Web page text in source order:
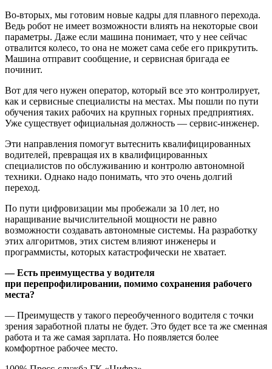
Во-вторых, мы готовим новые кадры для плавного перехода.
Ведь робот не имеет возможности влиять на некоторые свои
параметры. Даже если машина понимает, что у нее сейчас
отвалится колесо, то она не может сама себе его прикрутить.
Машина отправит сообщение, и сервисная бригада ее
починит.
Вот для чего нужен оператор, который все это контролирует,
как и сервисные специалисты на местах. Мы пошли по пути
обучения таких рабочих на крупных горных предприятиях.
Уже существует официальная должность — сервис-инженер.
Эти направления помогут вытеснить квалифицированных
водителей, превращая их в квалифицированных
специалистов по обслуживанию и контролю автономной
техники. Однако надо понимать, что это очень долгий
переход.
По пути цифровизации мы пробежали за 10 лет, но
наращивание вычислительной мощности не равно
возможности создавать автономные системы. На разработку
этих алгоритмов, этих систем влияют инженеры и
программисты, которых катастрофически не хватает.
— Есть преимущества у водителя
при перепрофилировании, помимо сохранения рабочего
места?
— Преимуществ у такого переобученного водителя с точки
зрения заработной платы не будет. Это будет все та же сменная
работа и та же самая зарплата. Но появляется более
комфортное рабочее место.